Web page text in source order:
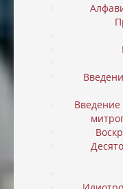
Введение